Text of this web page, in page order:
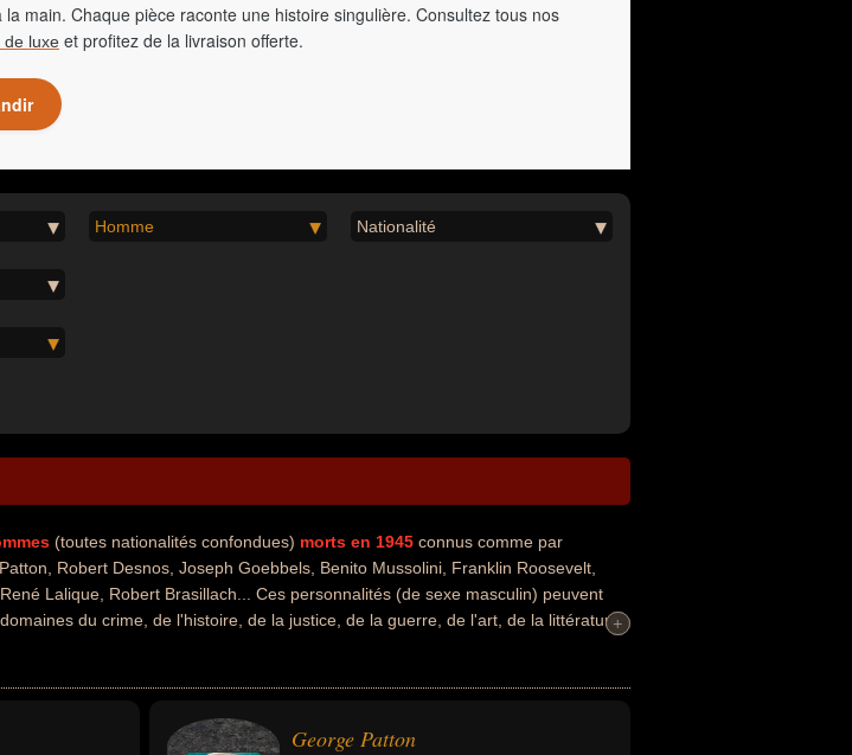
la main. Chaque pièce raconte une histoire singulière. Consultez tous nos
de luxe et profitez de la livraison offerte.
Homme Nationalité
(toutes nationalités confondues) morts en 1945 connus comme par
Robert Desnos, Joseph Goebbels, Benito Mussolini, Franklin Roosevelt,
Lalique, Robert Brasillach... Ces personnalités (de sexe masculin) peuvent
du crime, de l'histoire, de la justice, de la guerre, de l'art, de la littérature,
guerre, homme d'état, homme politique, nazi, général, militaire, artiste, écrivain,
francais ou italien par exemple.
+
+
George Patton